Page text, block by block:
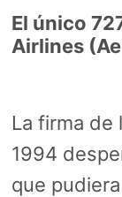
El único
Airlines
La firma de
1994
que